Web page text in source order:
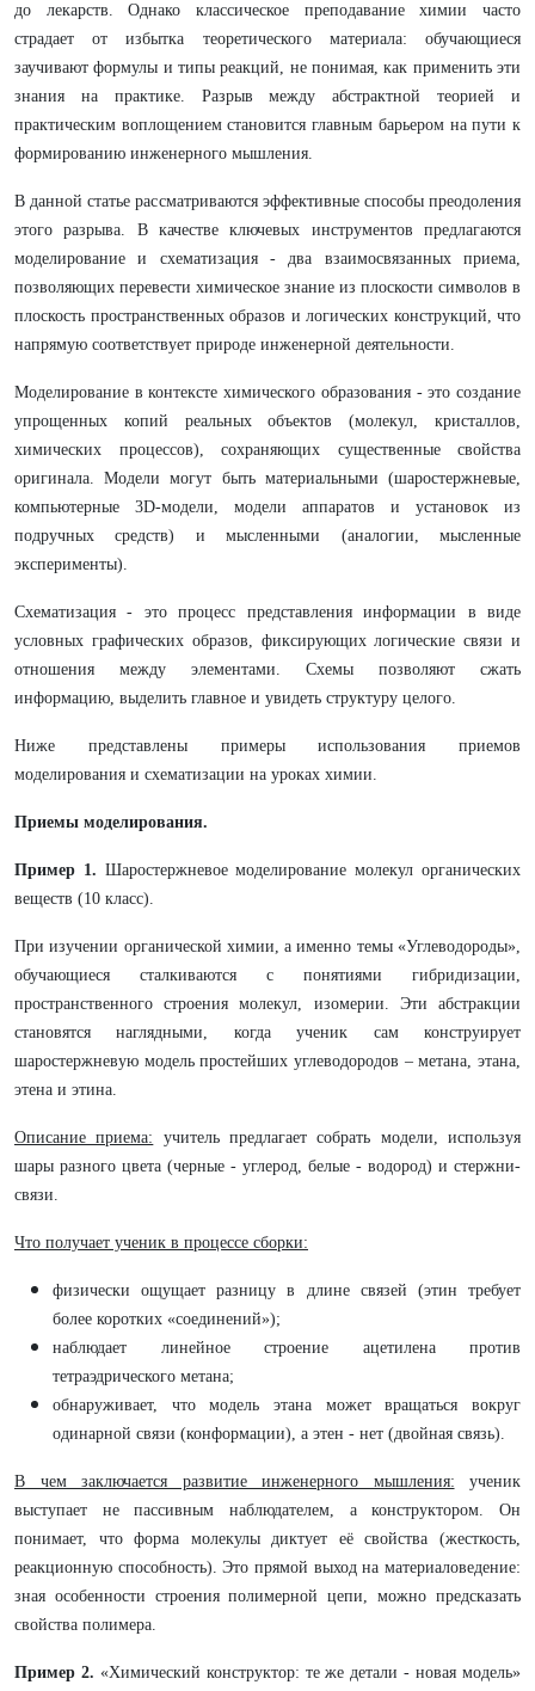
до лекарств. Однако классическое преподавание химии часто
страдает от избытка теоретического материала: обучающиеся
заучивают формулы и типы реакций, не понимая, как применить эти
знания на практике. Разрыв между абстрактной теорией и
практическим воплощением становится главным барьером на пути к
формированию инженерного мышления.
В данной статье рассматриваются эффективные способы преодоления
этого разрыва. В качестве ключевых инструментов предлагаются
моделирование и схематизация - два взаимосвязанных приема,
позволяющих перевести химическое знание из плоскости символов в
плоскость пространственных образов и логических конструкций, что
напрямую соответствует природе инженерной деятельности.
Моделирование в контексте химического образования - это создание
упрощенных копий реальных объектов (молекул, кристаллов,
химических процессов), сохраняющих существенные свойства
оригинала. Модели могут быть материальными (шаростержневые,
компьютерные 3D-модели, модели аппаратов и установок из
подручных средств) и мысленными (аналогии, мысленные
эксперименты).
Схематизация - это процесс представления информации в виде
условных графических образов, фиксирующих логические связи и
отношения между элементами. Схемы позволяют сжать
информацию, выделить главное и увидеть структуру целого.
Ниже представлены примеры использования приемов
моделирования и схематизации на уроках химии.
Приемы моделирования.
Пример 1. Шаростержневое моделирование молекул органических
веществ (10 класс).
При изучении органической химии, а именно темы «Углеводороды»,
обучающиеся сталкиваются с понятиями гибридизации,
пространственного строения молекул, изомерии. Эти абстракции
становятся наглядными, когда ученик сам конструирует
шаростержневую модель простейших углеводородов – метана, этана,
этена и этина.
Описание приема: учитель предлагает собрать модели, используя
шары разного цвета (черные - углерод, белые - водород) и стержни-
связи.
Что получает ученик в процессе сборки:
физически ощущает разницу в длине связей (этин требует
более коротких «соединений»);
наблюдает линейное строение ацетилена против
тетраэдрического метана;
обнаруживает, что модель этана может вращаться вокруг
одинарной связи (конформации), а этен - нет (двойная связь).
В чем заключается развитие инженерного мышления: ученик
выступает не пассивным наблюдателем, а конструктором. Он
понимает, что форма молекулы диктует её свойства (жесткость,
реакционную способность). Это прямой выход на материаловедение:
зная особенности строения полимерной цепи, можно предсказать
свойства полимера.
Пример 2. «Химический конструктор: те же детали - новая модель»